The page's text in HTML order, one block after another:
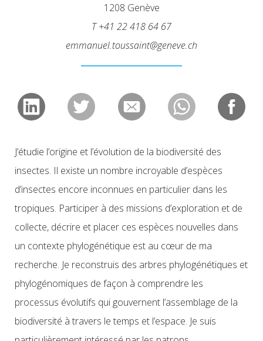
1208 Genève
T +41 22 418 64 67
emmanuel.toussaint@geneve.ch
J’étudie l’origine et l’évolution de la biodiversité des
insectes. Il existe un nombre incroyable d’espèces
d’insectes encore inconnues en particulier dans les
tropiques. Participer à des missions d’exploration et de
collecte, décrire et placer ces espèces nouvelles dans
un contexte phylogénétique est au cœur de ma
recherche. Je reconstruis des arbres phylogénétiques et
phylogénomiques de façon à comprendre les
processus évolutifs qui gouvernent l’assemblage de la
biodiversité à travers le temps et l’espace. Je suis